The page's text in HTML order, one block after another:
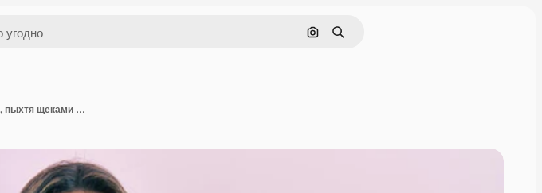
Поиск по изображению
Поиск
Красивая латиноамериканка, держащая маленькую доску, пыхтя щеками со смешным лицом. рот надувается воздухом, ловит воздух.